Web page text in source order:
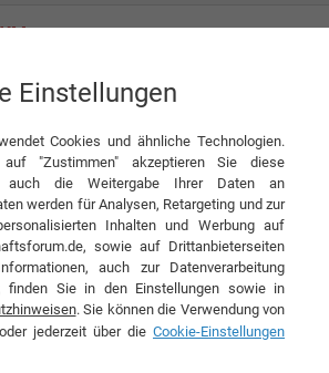
im Zeitalter der KI wichtiger ist als je zuvor
EMPFEHLEN
im Zeitalter der KI
als je zuvor
Einstellungen
Cookies und ähnliche Technologien.
"Zustimmen" akzeptieren Sie diese
auch die Weitergabe Ihrer Daten an
werden für Analysen, Retargeting und zur
Inhalten und Werbung auf
sowie auf Drittanbieterseiten
auch zur Datenverarbeitung
finden Sie in den Einstellungen sowie in
. Sie können die Verwendung von
oder jederzeit über die Cookie-Einstellungen